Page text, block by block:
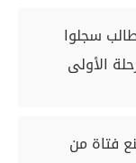
86 ألف طالب سجلوا
الأولى
فتاة من